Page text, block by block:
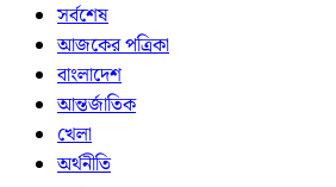
সর্বশেষ
আজকের পত্রিকা
বাংলাদেশ
আন্তর্জাতিক
খেলা
অর্থনীতি